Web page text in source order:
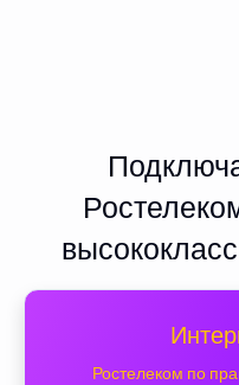
Ростелеком по